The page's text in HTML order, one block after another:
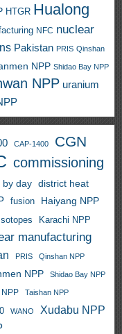
HTGR Hualong
NFC nuclear
Pakistan PRIS Qinshan
NPP Shidao Bay NPP
NPP uranium
CAP-1400 CGN
commissioning
by day district heat
fusion Haiyang NPP
Karachi NPP
manufacturing
PRIS Qinshan NPP
NPP Shidao Bay NPP
Taishan NPP
WANO
Xudabu NPP